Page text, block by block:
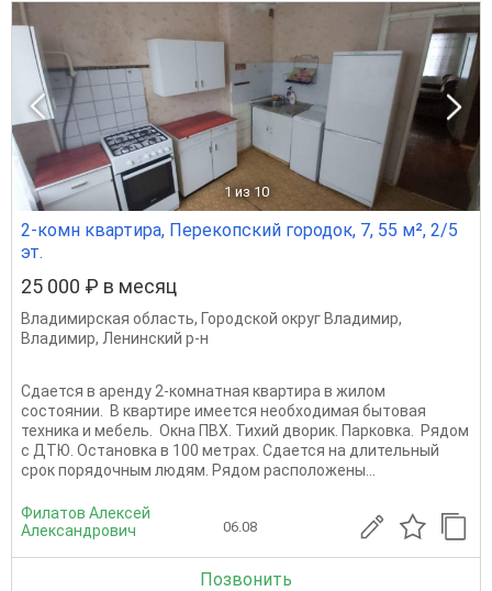
1 из 10
2-комн квартира, Перекопский городок, 7, 55 м², 2/5
эт.
25 000 ₽ в месяц
Владимирская область, Городской округ Владимир,
Владимир, Ленинский р-н
Сдается в аренду 2-комнатная квартира в жилом
состоянии. В квартире имеется необходимая бытовая
техника и мебель. Окна ПВХ. Тихий дворик. Парковка. Рядом
с ДТЮ. Остановка в 100 метрах. Сдается на длительный
срок порядочным людям. Рядом расположены...
Филатов Алексей
Александрович
06.08
Позвонить